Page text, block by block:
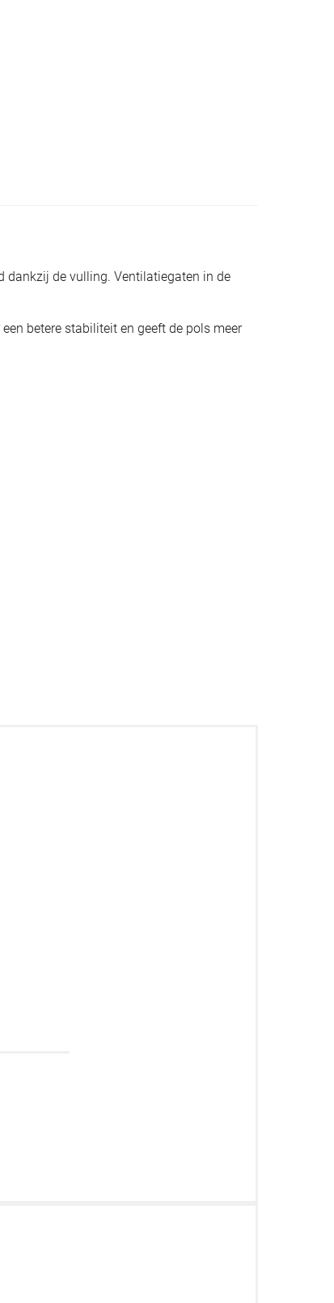
dankzij de vulling. Ventilatiegaten in de
betere stabiliteit en geeft de pols meer